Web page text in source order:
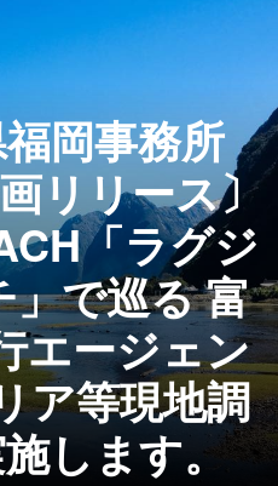
岡事務所
リリース〕
「ラグジ
で巡る 富
エージェン
ア等現地調
します。